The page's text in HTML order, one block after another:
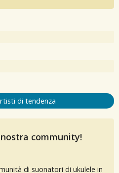
di tendenza
community!
di suonatori di ukulele in